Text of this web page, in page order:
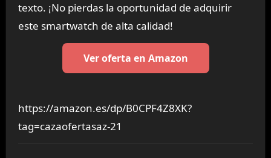
texto. ¡No pierdas la oportunidad de adquirir
este smartwatch de alta calidad!
Ver oferta en Amazon
https://amazon.es/dp/B0CPF4Z8XK?
tag=cazaofertasaz-21